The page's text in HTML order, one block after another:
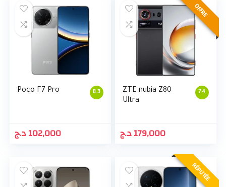
8.3
Poco F7 Pro
102,000د.ج
OFFRE
7.4
ZTE nubia Z80
Ultra
179,000د.ج
RÉPUTÉE